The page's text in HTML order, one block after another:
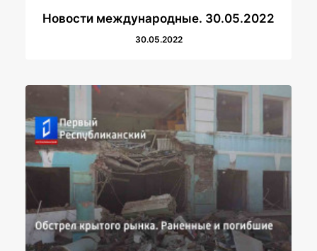
Новости международные. 30.05.2022
30.05.2022